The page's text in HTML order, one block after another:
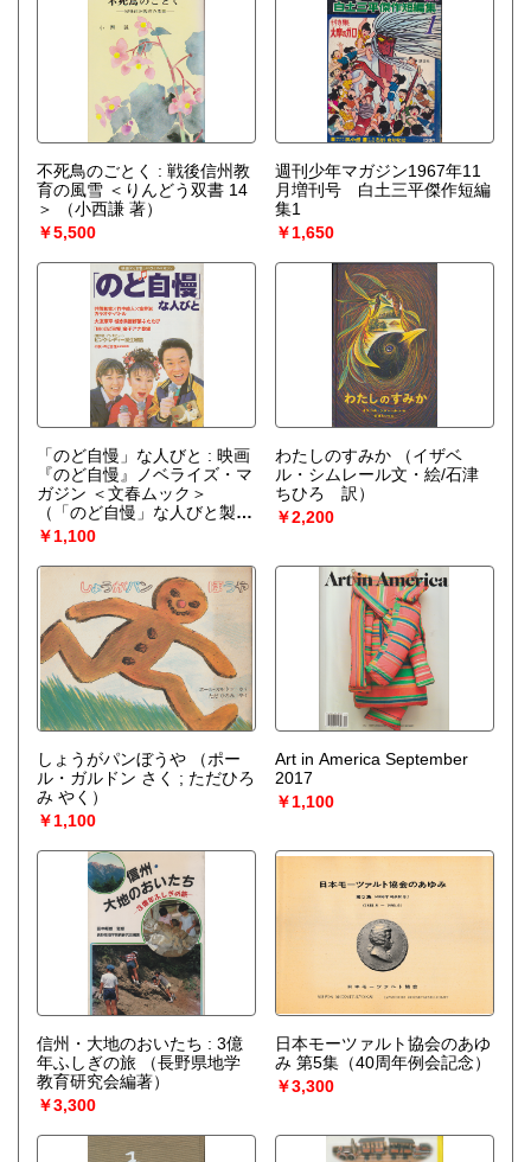
不死鳥のごとく : 戦後信州教
育の風雪 ＜りんどう双書 14
＞
（小西謙 著）
￥5,500
週刊少年マガジン1967年11
月増刊号 白土三平傑作短編
集1
￥1,650
「のど自慢」な人びと : 映画
『のど自慢』ノベライズ・マ
ガジン ＜文春ムック＞
（「のど自慢」な人びと製作
委員会 編）
￥1,100
わたしのすみか
（イザベ
ル・シムレール文・絵/石津
ちひろ 訳）
￥2,200
しょうがパンぼうや
（ポー
ル・ガルドン さく ; ただひろ
み やく）
￥1,100
Art in America September
2017
￥1,100
信州・大地のおいたち : 3億
年ふしぎの旅
（長野県地学
教育研究会編著）
￥3,300
日本モーツァルト協会のあゆ
み 第5集（40周年例会記念）
￥3,300